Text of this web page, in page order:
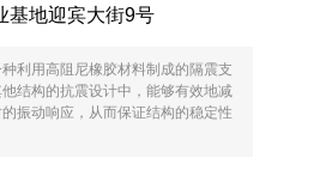
基地迎宾大街9号
利用高阻尼橡胶材料制成的隔震支
结构的抗震设计中，能够有效地减
振动响应，从而保证结构的稳定性